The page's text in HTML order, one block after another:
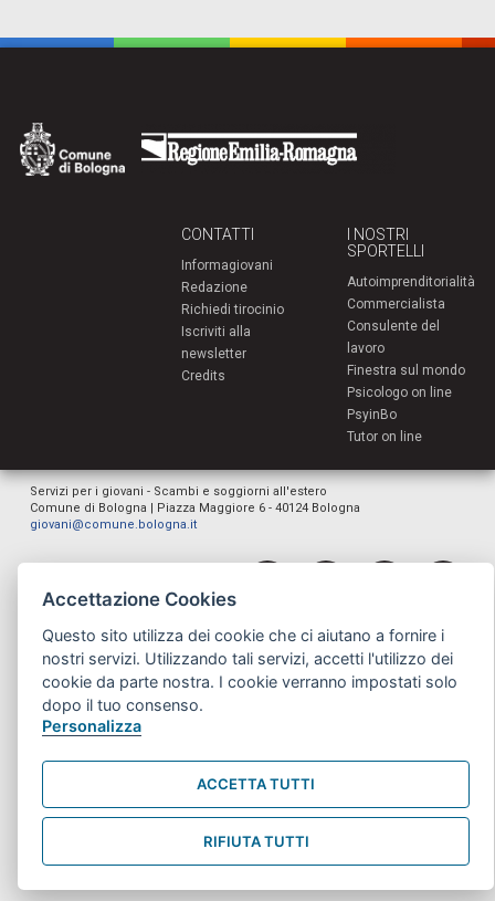
CONTATTI
Informagiovani
Redazione
Richiedi tirocinio
Iscriviti alla
newsletter
Credits
I NOSTRI
SPORTELLI
Autoimprenditorialità
Commercialista
Consulente del
lavoro
Finestra sul mondo
Psicologo on line
PsyinBo
Tutor on line
Servizi per i giovani - Scambi e soggiorni all'estero
Comune di Bologna | Piazza Maggiore 6 - 40124 Bologna
giovani@comune.bologna.it
Accettazione Cookies
Questo sito utilizza dei cookie che ci aiutano a fornire i
nostri servizi. Utilizzando tali servizi, accetti l'utilizzo dei
cookie da parte nostra. I cookie verranno impostati solo
dopo il tuo consenso.
Personalizza
ACCETTA TUTTI
RIFIUTA TUTTI